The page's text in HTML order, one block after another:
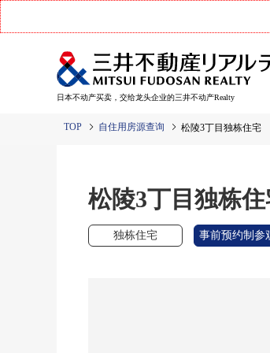
日本不动产买卖，交给龙头企业的三井不动产Realty
TOP 自住用房源查询 松陵3丁目独栋住宅
松陵3丁目独栋
独栋住宅 事前预约制参